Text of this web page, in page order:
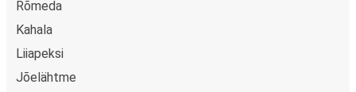
Rõmeda
Kahala
Liiapeksi
Jõelähtme